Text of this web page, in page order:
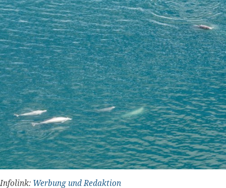
Infolink: Werbung und Redaktion
"Transparent und ehrlich"